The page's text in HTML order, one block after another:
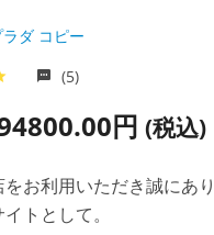
ラダ コピー
(5)
円 (税込)
をお利用いただき誠にあ
トとして。